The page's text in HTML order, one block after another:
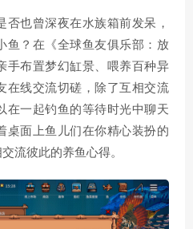
也曾深夜在水族箱前发呆，
鱼？在《全球鱼友俱乐部：放
手布置梦幻缸景、喂养百种异
在线交流切磋，除了互相交流
在一起钓鱼的等待时光中聊天
桌面上鱼儿们在你精心装扮的
流彼此的养鱼心得。